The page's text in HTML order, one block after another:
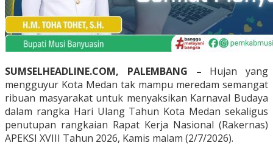
SUMSELHEADLINE.COM, PALEMBANG – Hujan yang
mengguyur Kota Medan tak mampu meredam semangat
ribuan masyarakat untuk menyaksikan Karnaval Budaya
dalam rangka Hari Ulang Tahun Kota Medan sekaligus
penutupan rangkaian Rapat Kerja Nasional (Rakernas)
APEKSI XVIII Tahun 2026, Kamis malam (2/7/2026).